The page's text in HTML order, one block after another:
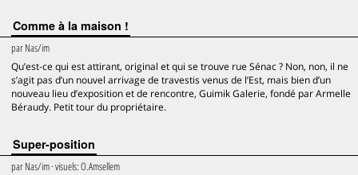
Comme à la maison !
parNas/im
Qu’est-ce qui est attirant, original et qui se trouve rue Sénac ? Non, non, il ne
s’agit pas d’un nouvel arrivage de travestis venus de l’Est, mais bien d’un
nouveau lieu d’exposition et de rencontre, Guimik Galerie, fondé par Armelle
Béraudy. Petit tour du propriétaire.
Super-position
parNas/im· visuels:O.Amsellem